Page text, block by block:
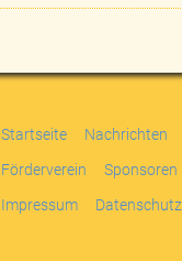
Startseite Nachrichten
Förderverein
Sponsoren
Impressum
Datenschutz